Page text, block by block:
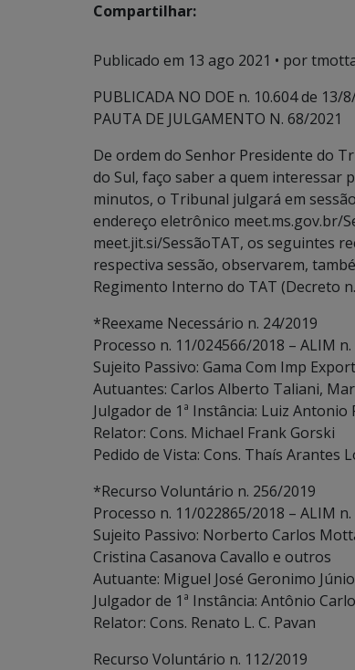
Compartilhar:
Publicado em 13 ago 2021 • por
PUBLICADA NO DOE n. 10.604 de 13/
PAUTA DE JULGAMENTO N. 68/2021
De ordem do Senhor Presidente do
do Sul, faço saber a quem interessar
minutos, o Tribunal julgará em
endereço eletrônico meet.ms.gov.br/
meet.jit.si/SessãoTAT, os seguintes
respectiva sessão, observarem,
Regimento Interno do TAT (Decreto
*Reexame Necessário n. 24/2019
Processo n. 11/024566/2018 – ALIM
Sujeito Passivo: Gama Com Imp
Autuantes: Carlos Alberto Taliani,
Julgador de 1ª Instância: Luiz Antonio
Relator: Cons. Michael Frank Gorski
Pedido de Vista: Cons. Thaís Arantes
*Recurso Voluntário n. 256/2019
Processo n. 11/022865/2018 – ALIM
Sujeito Passivo: Norberto Carlos
Cristina Casanova Cavallo e outros
Autuante: Miguel José Geronimo
Julgador de 1ª Instância: Antônio
Relator: Cons. Renato L. C. Pavan
Recurso Voluntário n. 112/2019